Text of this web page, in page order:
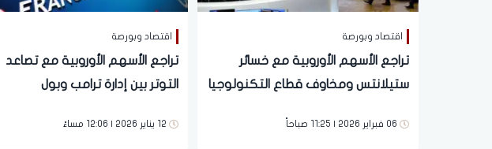
اقتصاد وبورصة
تراجع الأسهم الأوروبية مع خسائر
ستيلانتس ومخاوف قطاع التكنولوجيا
06 فبراير 2026 | 11:25 صباحاً
اقتصاد وبورصة
تراجع الأسهم الأوروبية مع تصاعد
التوتر بين إدارة ترامب وبول
12 يناير 2026 | 12:06 مساءً